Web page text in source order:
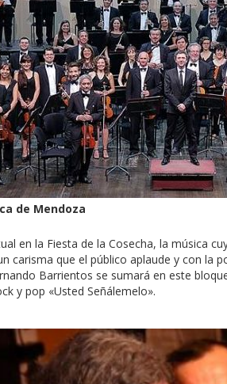
de Mendoza
en la Fiesta de la Cosecha, la música
carisma que el público aplaude y con la
Barrientos se sumará en este
y pop «Usted Señálemelo».